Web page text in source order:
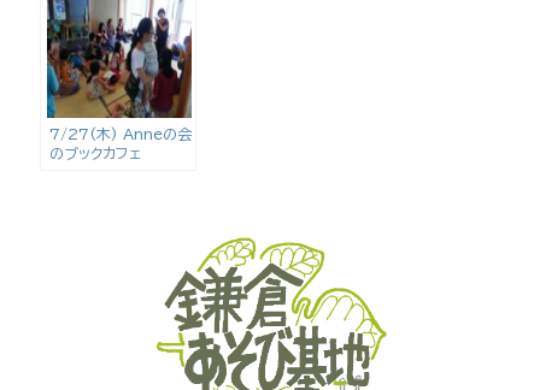
7/27(木) Anneの会
のブックカフェ